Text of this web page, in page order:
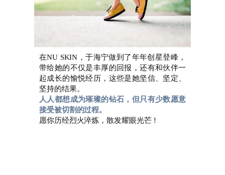
在NU SKIN，于海宁做到了年年创星登峰，
带给她的不仅是丰厚的回报，还有和伙伴一
起成长的愉悦经历，这些是她坚信、坚定、
坚持的结果。
人人都想成为璀璨的钻石，但只有少数愿意
接受被切割的过程。
愿你历经烈火淬炼，散发耀眼光芒！